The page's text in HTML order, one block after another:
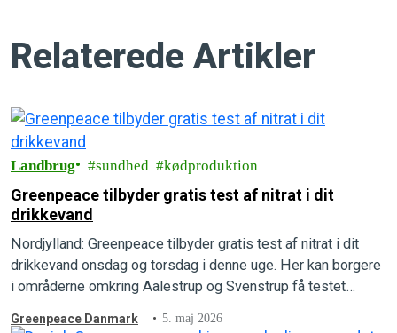
Relaterede Artikler
Landbrug sundhed kødproduktion
Greenpeace tilbyder gratis test af nitrat i dit
drikkevand
Nordjylland: Greenpeace tilbyder gratis test af nitrat i dit
drikkevand onsdag og torsdag i denne uge. Her kan borgere
i områderne omkring Aalestrup og Svenstrup få testet
Greenpeace Danmark 5. maj 2026